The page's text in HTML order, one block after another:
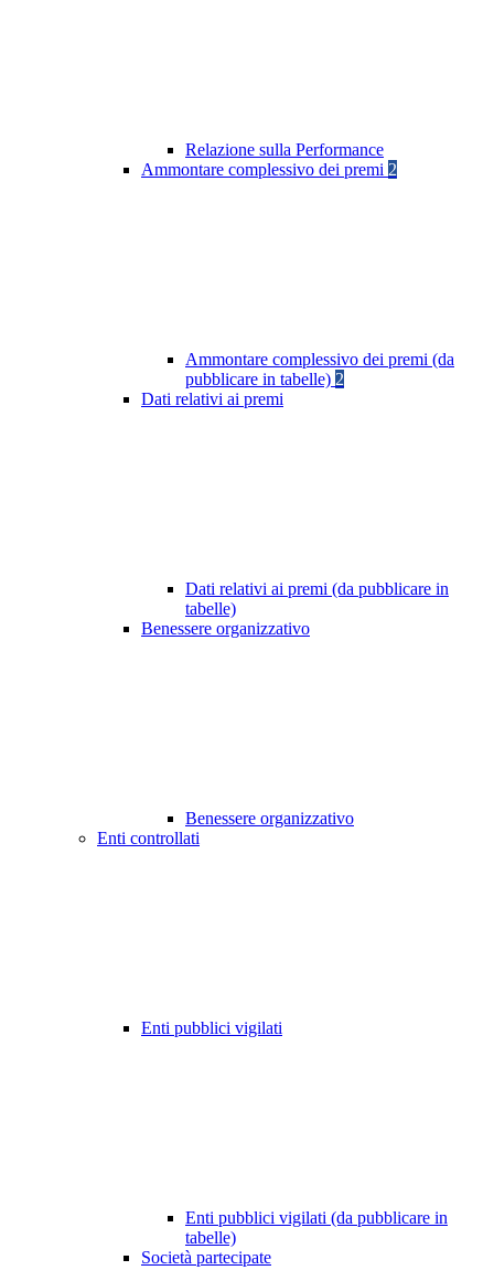
Relazione sulla Performance
Ammontare complessivo dei premi 2
Ammontare complessivo dei premi (da
pubblicare in tabelle) 2
Dati relativi ai premi
Dati relativi ai premi (da pubblicare in
tabelle)
Benessere organizzativo
Benessere organizzativo
Enti controllati
Enti pubblici vigilati
Enti pubblici vigilati (da pubblicare in
tabelle)
Società partecipate